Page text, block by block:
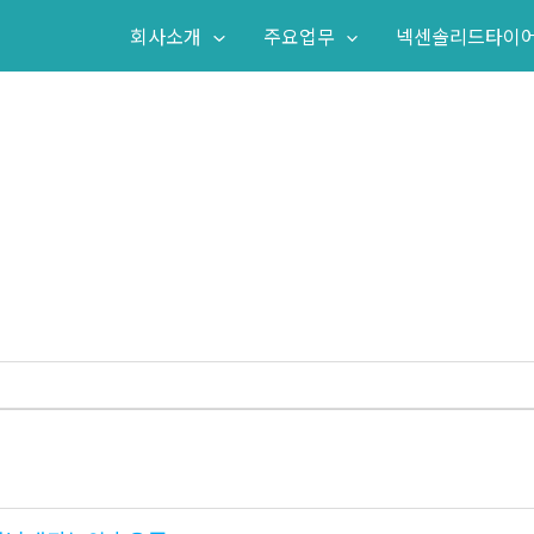
회사소개 주요업무 넥센솔리드타이